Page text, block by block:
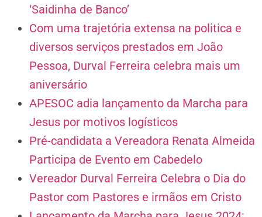
‘Saidinha de Banco’
Com uma trajetória extensa na politica e
diversos serviços prestados em João
Pessoa, Durval Ferreira celebra mais um
aniversário
APESOC adia lançamento da Marcha para
Jesus por motivos logísticos
Pré-candidata a Vereadora Renata Almeida
Participa de Evento em Cabedelo
Vereador Durval Ferreira Celebra o Dia do
Pastor com Pastores e irmãos em Cristo